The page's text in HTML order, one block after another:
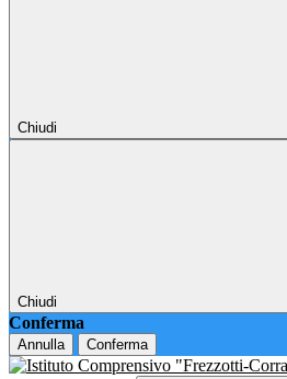
Chiudi
Chiudi
Conferma
Annulla Conferma